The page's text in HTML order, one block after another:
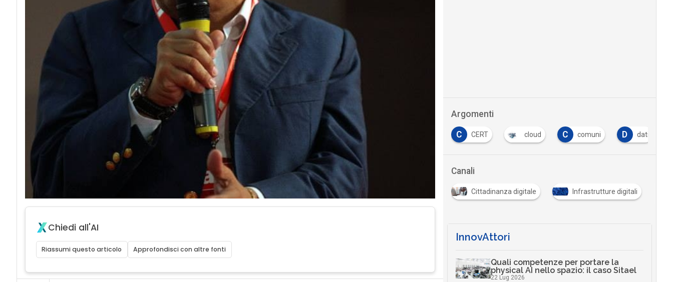
Chiedi all'AI
Riassumi questo articolo Approfondisci con altre fonti
Argomenti
CERT cloud C comuni D dati D
Canali
Cittadinanza digitale Infrastrutture digitali
InnovAttori
Quali competenze per portare la
physical AI nello spazio: il caso Sitael
22 Lug 2026